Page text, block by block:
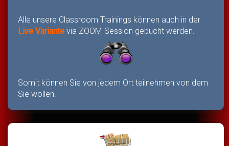
Alle unsere Classroom Trainings können auch in der
Live Variante via ZOOM-Session gebucht werden.
Somit können Sie von jedem Ort teilnehmen von dem
Sie wollen.